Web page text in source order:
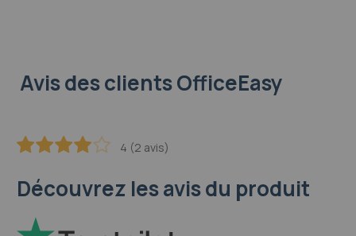
Avis des clients OfficeEasy
4 (2 avis)
Découvrez les avis du produit